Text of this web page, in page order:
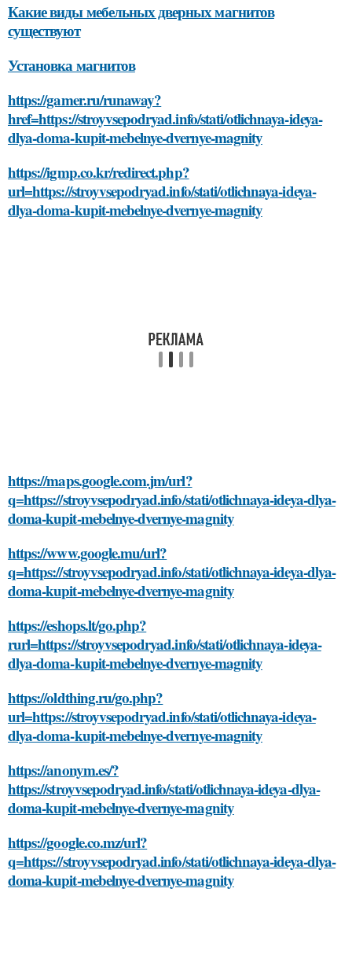
Какие виды мебельных дверных магнитов
существуют
Установка магнитов
https://gamer.ru/runaway?
href=https://stroyvsepodryad.info/stati/otlichnaya-ideya-
dlya-doma-kupit-mebelnye-dvernye-magnity
https://igmp.co.kr/redirect.php?
url=https://stroyvsepodryad.info/stati/otlichnaya-ideya-
dlya-doma-kupit-mebelnye-dvernye-magnity
https://maps.google.com.jm/url?
q=https://stroyvsepodryad.info/stati/otlichnaya-ideya-dlya-
doma-kupit-mebelnye-dvernye-magnity
https://www.google.mu/url?
q=https://stroyvsepodryad.info/stati/otlichnaya-ideya-dlya-
doma-kupit-mebelnye-dvernye-magnity
https://eshops.lt/go.php?
rurl=https://stroyvsepodryad.info/stati/otlichnaya-ideya-
dlya-doma-kupit-mebelnye-dvernye-magnity
https://oldthing.ru/go.php?
url=https://stroyvsepodryad.info/stati/otlichnaya-ideya-
dlya-doma-kupit-mebelnye-dvernye-magnity
https://anonym.es/?
https://stroyvsepodryad.info/stati/otlichnaya-ideya-dlya-
doma-kupit-mebelnye-dvernye-magnity
https://google.co.mz/url?
q=https://stroyvsepodryad.info/stati/otlichnaya-ideya-dlya-
doma-kupit-mebelnye-dvernye-magnity